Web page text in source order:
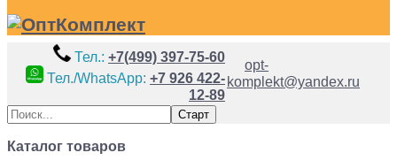
Тел.: +7(499) 397-75-60
Тел./WhatsApp: +7 926 422-
12-89
opt-
komplekt@yandex.ru
Каталог товаров